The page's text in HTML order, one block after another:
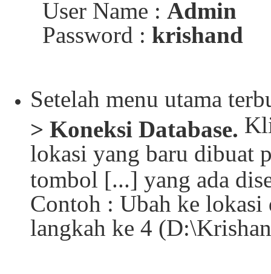
User Name : Admin
Password : krishand
Setelah menu utama
> Koneksi Database.
lokasi yang baru dibuat
tombol [...] yang ada
Contoh : Ubah ke lokasi
langkah ke 4